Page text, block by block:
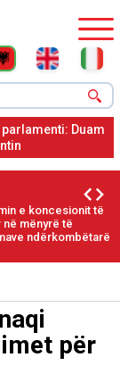
Duam
e koncesionit të
mënyrë të
ndërkombëtarë
për